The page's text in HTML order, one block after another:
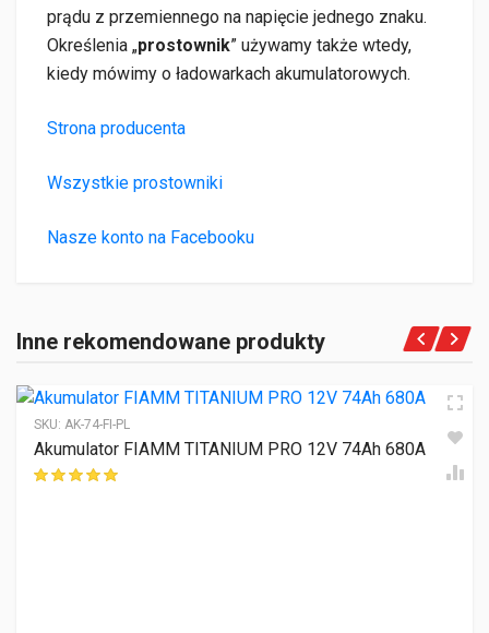
prądu z przemiennego na napięcie jednego znaku.
Określenia „prostownik” używamy także wtedy,
kiedy mówimy o ładowarkach akumulatorowych.
Strona producenta
Wszystkie prostowniki
Nasze konto na Facebooku
Inne rekomendowane produkty
SKU: AK-74-FI-PL
Akumulator FIAMM TITANIUM PRO 12V 74Ah 680A